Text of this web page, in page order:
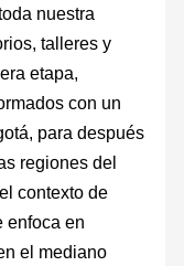
nuestra
talleres y
etapa,
con un
para después
regiones del
contexto de
enfoca en
el mediano